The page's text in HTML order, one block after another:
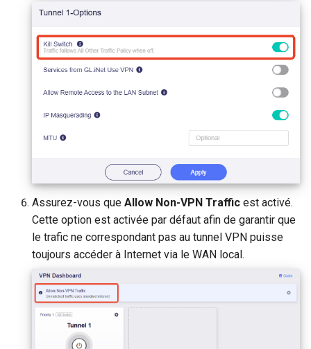
Assurez-vous que Allow Non-VPN Traffic est activé.
Cette option est activée par défaut afin de garantir que
le trafic ne correspondant pas au tunnel VPN puisse
toujours accéder à Internet via le WAN local.